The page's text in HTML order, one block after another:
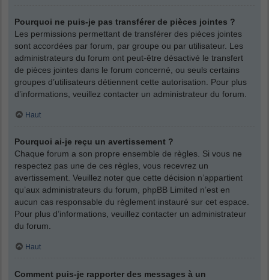
Pourquoi ne puis-je pas transférer de pièces jointes ?
Les permissions permettant de transférer des pièces jointes
sont accordées par forum, par groupe ou par utilisateur. Les
administrateurs du forum ont peut-être désactivé le transfert
de pièces jointes dans le forum concerné, ou seuls certains
groupes d’utilisateurs détiennent cette autorisation. Pour plus
d’informations, veuillez contacter un administrateur du forum.
Haut
Pourquoi ai-je reçu un avertissement ?
Chaque forum a son propre ensemble de règles. Si vous ne
respectez pas une de ces règles, vous recevrez un
avertissement. Veuillez noter que cette décision n’appartient
qu’aux administrateurs du forum, phpBB Limited n’est en
aucun cas responsable du règlement instauré sur cet espace.
Pour plus d’informations, veuillez contacter un administrateur
du forum.
Haut
Comment puis-je rapporter des messages à un